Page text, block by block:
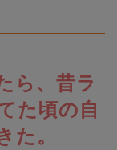
ら、昔ラ
た頃の自
た。